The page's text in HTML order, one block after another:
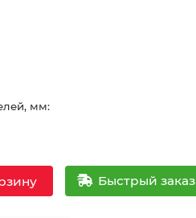
мм:
Быстрый заказ